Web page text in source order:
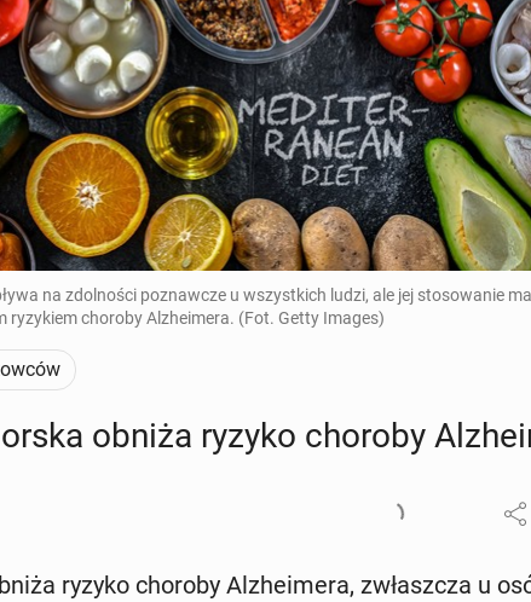
na zdolności poznawcze u wszystkich ludzi, ale jej stosowanie
ryzykiem choroby Alzheimera. (Fot. Getty Images)
obniża ryzyko choroby
ryzyko choroby Al­zhe­ime­ra, zwłasz­cza u